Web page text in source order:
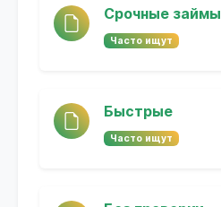
Срочные займы
Часто ищут
Быстрые
Часто ищут